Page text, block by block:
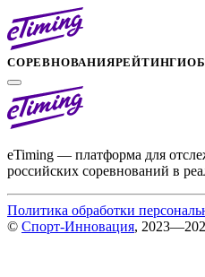
СОРЕВНОВАНИЯРЕЙТИНГИ
eTiming — платформа для
российских соревнований в
Политика обработки
© Спорт-Инновация,